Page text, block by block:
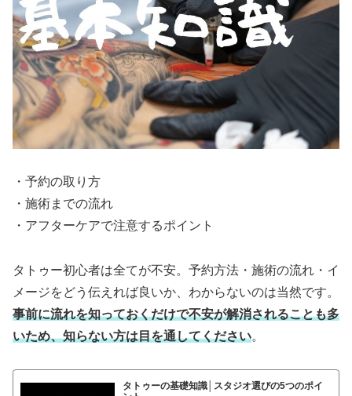
・予約の取り方
・施術までの流れ
・アフターケアで注意するポイント
タトゥー初心者は全てが不安。予約方法・施術の流れ・イ
メージをどう伝えれば良いか、わからないのは当然です。
事前に流れを知っておくだけで不安が解消されることも多
いため、知らない方は目を通してください。
タトゥーの基礎知識│スタジオ選びの5つのポイ